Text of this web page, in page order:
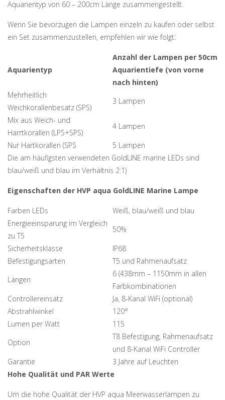
Aquarientyp von 60 – 200cm Länge zusammengestellt.
Wenn Sie bevorzugen die Lampen einzeln zu kaufen oder selbst
ein Set zusammenzustellen, empfehlen wir wie folgt:
Aquarientyp
Anzahl der Lampen per 50cm
Aquarientiefe (von vorne
nach hinten)
Mehrheitlich
Weichkorallenbesatz (SPS)
3 Lampen
Mix aus Weich- und
Harrtkorallen (LPS+SPS)
4 Lampen
Nur Hartkorallen (SPS
5 Lampen
Die am häufigsten verwendeten GoldLINE marine LEDs sind
blau/weiß und blau im Verhältnis 2:1)
Eigenschaften der HVP aqua GoldLINE Marine Lampe
Farben LEDs
Weiß, blau/weiß und blau
Energieeinsparung im Vergleich
zu T5
50%
Sicherheitsklasse
IP68
Befestigungsarten
T5 und Rahmenaufsatz
Längen
6 (438mm – 1150mm in allen
Farbkombinationen
Controllereinsatz
Ja, 8-Kanal WiFi (optional)
Abstrahlwinkel
120°
Lumen per Watt
115
Option
T8 Befestigung, Rahmenaufsatz
und 8-Kanal WiFi Controller
Garantie
3 Jahre auf Leuchten
Hohe Qualität und PAR Werte
Um die hohe Qualität der HVP aqua Meerwasserlampen zu